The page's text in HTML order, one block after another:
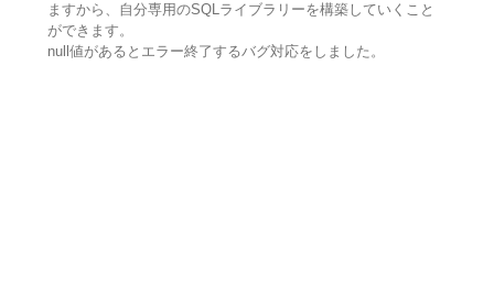
ますから、自分専用のSQLライブラリーを構築していくこと
ができます。
null値があるとエラー終了するバグ対応をしました。